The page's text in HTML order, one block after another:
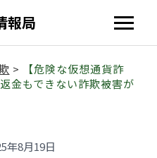
報局
>
【危険な仮想通貨詐
もできない詐欺被害が
年8月19日